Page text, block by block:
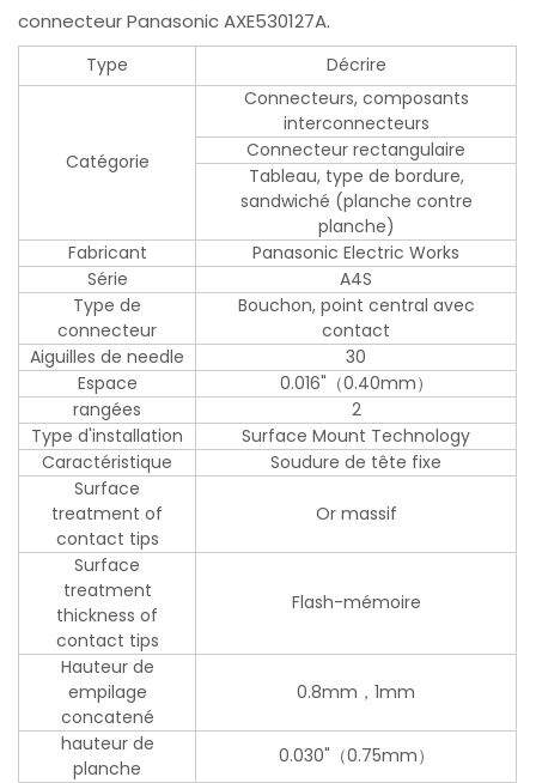
connecteur Panasonic AXE530127A.
Type Décrire
Catégorie
Connecteurs, composants
interconnecteurs
Connecteur rectangulaire
Tableau, type de bordure,
sandwiché (planche contre
planche)
Fabricant
Panasonic Electric Works
Série
A4S
Type de
connecteur
Bouchon, point central avec
contact
Aiguilles de needle
30
Espace
0.016"（0.40mm）
rangées
2
Type d'installation
Surface Mount Technology
Caractéristique
Soudure de tête fixe
Surface
treatment of
contact tips
Or massif
Surface
treatment
thickness of
contact tips
Flash-mémoire
Hauteur de
empilage
concatené
0.8mm，1mm
hauteur de
planche
0.030"（0.75mm）